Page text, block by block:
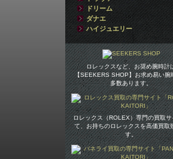
ドリーム
ダナエ
ハイジュエリー
ロレックスなど、お奨め腕時計
【SEEKERS SHOP】お求め易い腕
多数あります。
ロレックス（ROLEX）専門の買取サ
て、お持ちのロレックスを高価買取
す。